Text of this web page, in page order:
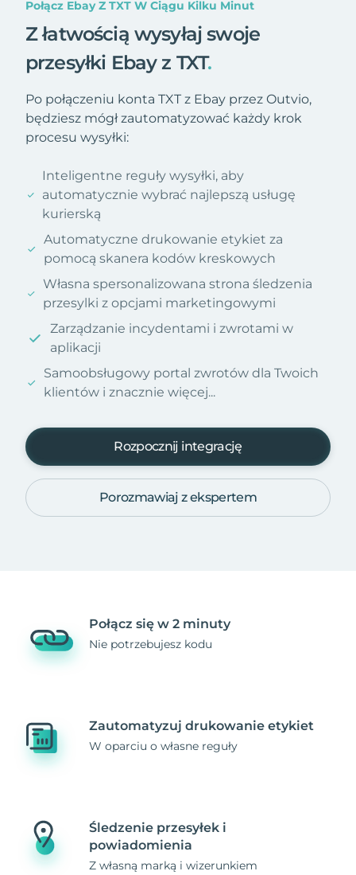
Połącz Ebay Z TXT W Ciągu Kilku Minut
Z łatwością wysyłaj swoje
przesyłki Ebay z TXT.
Po połączeniu konta TXT z Ebay przez Outvio,
będziesz mógł zautomatyzować każdy krok
procesu wysyłki:
Inteligentne reguły wysyłki, aby
automatycznie wybrać najlepszą usługę
kurierską
Automatyczne drukowanie etykiet za
pomocą skanera kodów kreskowych
Własna spersonalizowana strona śledzenia
przesylki z opcjami marketingowymi
Zarządzanie incydentami i zwrotami w
aplikacji
Samoobsługowy portal zwrotów dla Twoich
klientów i znacznie więcej...
Rozpocznij integrację
Porozmawiaj z ekspertem
Połącz się w 2 minuty
Nie potrzebujesz kodu
Zautomatyzuj drukowanie etykiet
W oparciu o własne reguły
Śledzenie przesyłek i
powiadomienia
Z własną marką i wizerunkiem